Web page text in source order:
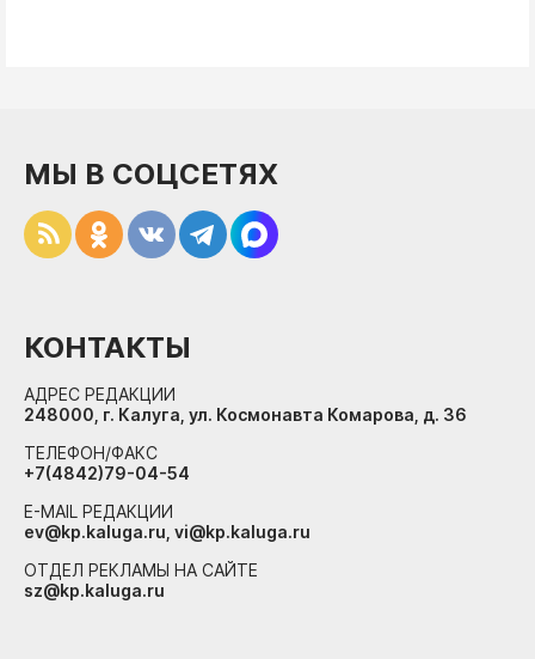
МЫ В СОЦСЕТЯХ
КОНТАКТЫ
АДРЕС РЕДАКЦИИ
248000, г. Калуга, ул. Космонавта Комарова, д. 36
ТЕЛЕФОН/ФАКС
+7(4842)79-04-54
E-MAIL РЕДАКЦИИ
ev@kp.kaluga.ru, vi@kp.kaluga.ru
ОТДЕЛ РЕКЛАМЫ НА САЙТЕ
sz@kp.kaluga.ru